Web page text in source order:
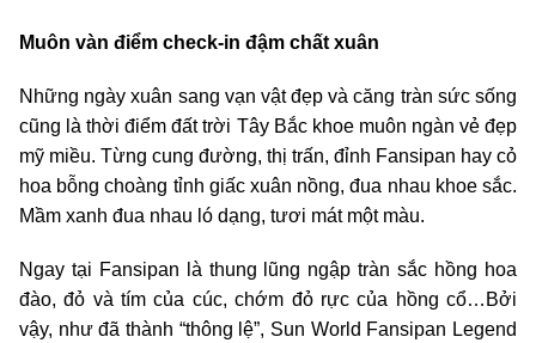
Muôn vàn điểm check-in đậm chất xuân
Những ngày xuân sang vạn vật đẹp và căng tràn sức sống
cũng là thời điểm đất trời Tây Bắc khoe muôn ngàn vẻ đẹp
mỹ miều. Từng cung đường, thị trấn, đỉnh Fansipan hay cỏ
hoa bỗng choàng tỉnh giấc xuân nồng, đua nhau khoe sắc.
Mầm xanh đua nhau ló dạng, tươi mát một màu.
Ngay tại Fansipan là thung lũng ngập tràn sắc hồng hoa
đào, đỏ và tím của cúc, chớm đỏ rực của hồng cổ…Bởi
vậy, như đã thành “thông lệ”, Sun World Fansipan Legend